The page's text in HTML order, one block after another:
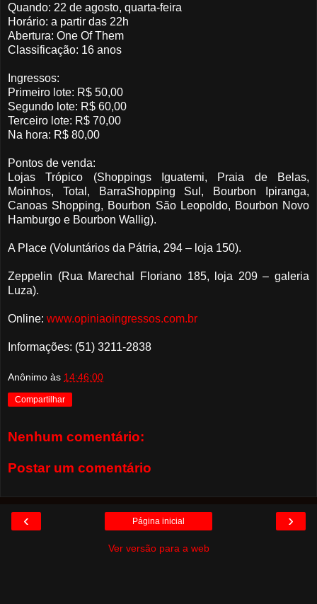
Quando: 22 de agosto, quarta-feira
Horário: a partir das 22h
Abertura: One Of Them
Classificação: 16 anos
Ingressos:
Primeiro lote: R$ 50,00
Segundo lote: R$ 60,00
Terceiro lote: R$ 70,00
Na hora: R$ 80,00
Pontos de venda:
Lojas Trópico (Shoppings Iguatemi, Praia de Belas,
Moinhos, Total, BarraShopping Sul, Bourbon Ipiranga,
Canoas Shopping, Bourbon São Leopoldo, Bourbon Novo
Hamburgo e Bourbon Wallig).
A Place (Voluntários da Pátria, 294 – loja 150).
Zeppelin (Rua Marechal Floriano 185, loja 209 – galeria
Luza).
Online: www.opiniaoingressos.com.br
Informações: (51) 3211-2838
Anônimo às 14:46:00
Compartilhar
Nenhum comentário:
Postar um comentário
‹ ›
Página inicial
Ver versão para a web